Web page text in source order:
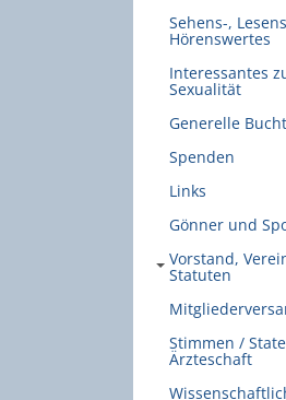
Sehens-,
Hörenswertes
Interessantes
Sexualität
Generelle
Spenden
Links
Gönner und
Vorstand,
Statuten
Stimmen /
Ärzteschaft